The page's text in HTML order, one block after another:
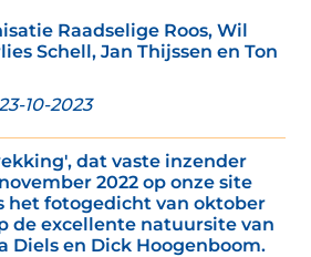
Raadselige Roos, Wil
Schell, Jan Thijssen en Ton
10-2023
dat vaste inzender
2022 op onze site
het fotogedicht van oktober
de excellente natuursite van
Diels en Dick Hoogenboom.